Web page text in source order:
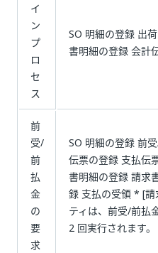
イ
ン
プ
ロ
セ
ス
SO 明細の登録 出
書明細の登録 会計
前
受/
前
払
金
の
要
求
SO 明細の登録 前
伝票の登録 支払伝
書明細の登録 請求
録 支払の受領 * [請
ティは、前受/前払
2 回実行されます。